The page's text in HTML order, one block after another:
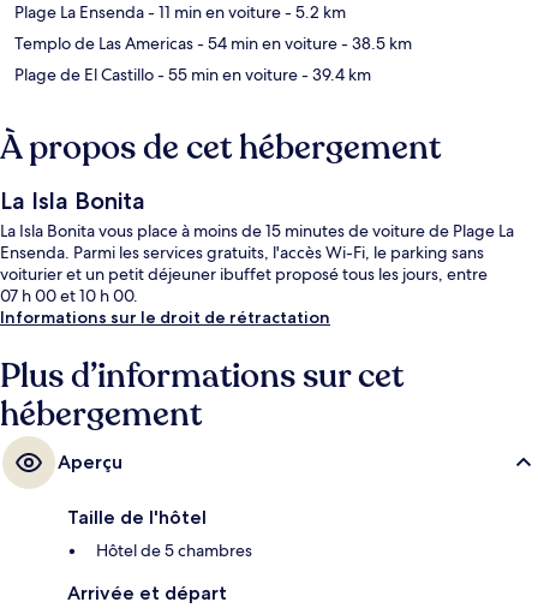
Plage La Ensenda- 11 min en voiture- 5.2 km
Templo de Las Americas- 54 min en voiture- 38.5 km
Plage de El Castillo- 55 min en voiture- 39.4 km
À propos de cet hébergement
La Isla Bonita
La Isla Bonita vous place à moins de 15 minutes de voiture de Plage La
Ensenda. Parmi les services gratuits, l'accès Wi-Fi, le parking sans
voiturier et un petit déjeuner ibuffet proposé tous les jours, entre
07 h 00 et 10 h 00.
Informations sur le droit de rétractation
Plus d’informations sur cet
hébergement
Aperçu
Taille de l'hôtel
Hôtel de 5 chambres
Arrivée et départ